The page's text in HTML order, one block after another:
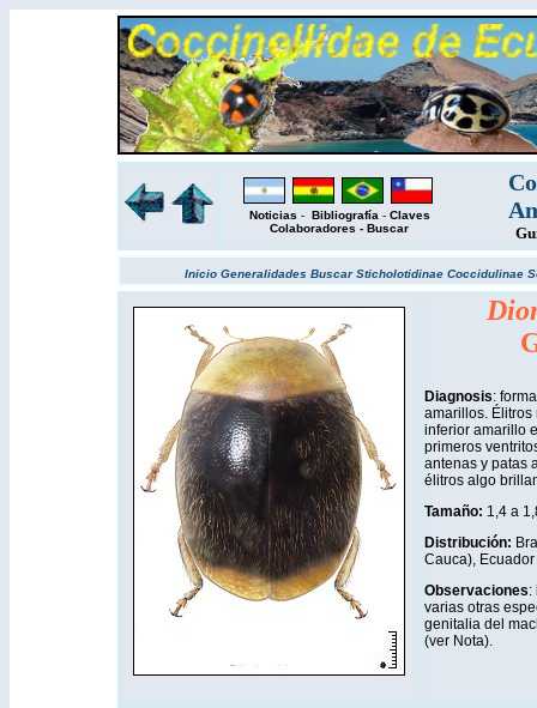
Noticias - Bibliografía - Claves
Colaboradores - Buscar
Inicio Generalidades BuscarSticholotidinae Coccidulinae
Diagnosis:
amarillos. Élitros
inferior amarillo
primeros
antenas y patas
élitros algo
Tamaño: 1,4 a
Distribución:
Cauca),
Observaciones:
varias otras
genitalia del
(ver Nota).